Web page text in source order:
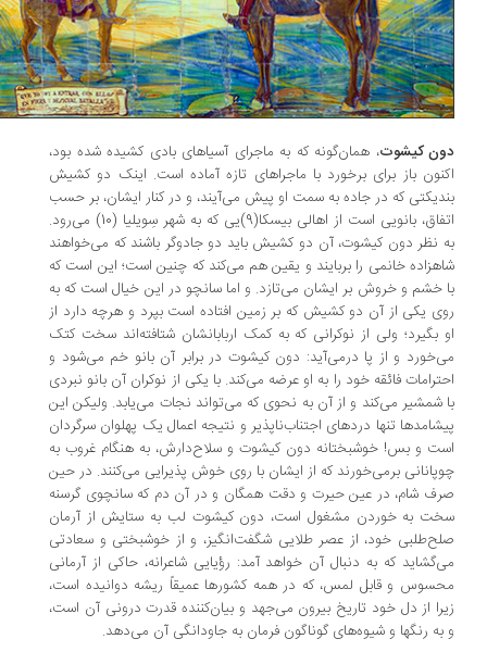
کیشوت، همان‌گونه که به ماجرای آسیاهای بادی کشیده شده بود،
باز برای برخورد با ماجراهای تازه آماده است. اینک دو کشیش
که در جاده به سمت او پیش می‌آیند، و در کنار ایشان، بر حسب
اتفاق، بانویی است از اهالی بیسکا(9)یی که به شهر سِویلیا (10) می‌رود.
نظر دون کیشوت، آن دو کشیش باید دو جادوگر باشند که می‌خواهند
خانمی را بربایند و یقین هم می‌کند که چنین است؛ این است که
خشم و خروش بر ایشان می‌تازد. و اما سانچو در این خیال است که به
یکی از آن دو کشیش که بر زمین افتاده است بپرد و هرچه دارد از
بگیرد؛ ولی از نوکرانی که به کمک اربابانشان شتافته‌اند سخت کتک
و از پا درمی‌آید: دون کیشوت در برابر آن بانو خم می‌شود و
فائقه خود را به او عرضه می‌کند. با یکی از نوکران آن بانو نبردی
شمشیر می‌کند و از آن به نحوی که می‌تواند نجات می‌یابد. ولیکن این
تنها دردهای اجتناب‌ناپذیر و نتیجه اعمال یک پهلوان سرگردان
و بس! خوشبختانه دون کیشوت و سلاح‌دارش، به هنگام غروب به
برمی‌خورند که از ایشان با روی خوش پذیرایی می‌کنند. در حین
شام، در عین حیرت و دقت همگان و در آن دم که سانچوی گرسنه
به خوردن مشغول است، دون کیشوت لب به ستایش از آرمان
خود، از عصر طلایی شگفت‌انگیز، و از خوشبختی و سعادتی
که به دنبال آن خواهد آمد: رؤیایی شاعرانه، حاکی از آرمانی
و قابل لمس، که در همه کشورها عمیقاً ریشه دوانیده است،
از دل خود تاریخ بیرون می‌جهد و بیان‌کننده قدرت درونی آن است،
رنگها و شیوه‌های گوناگون فرمان به جاودانگی آن می‌دهد.